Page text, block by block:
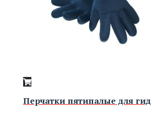
Перчатки пятипалые для